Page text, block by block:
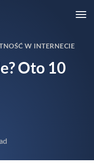
W INTERNECIE
Oto 10